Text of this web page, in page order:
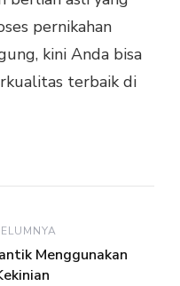
pernikahan
kini Anda bisa
terbaik di
Menggunakan